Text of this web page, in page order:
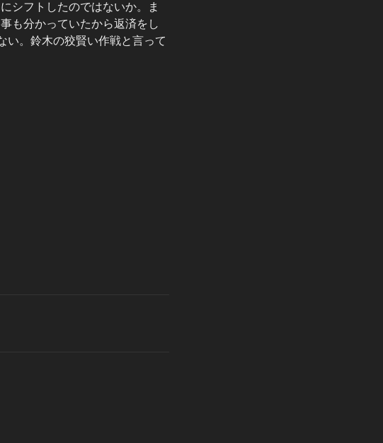
シフトしたのではないか。ま
も分かっていたから返済をし
い。鈴木の狡賢い作戦と言って